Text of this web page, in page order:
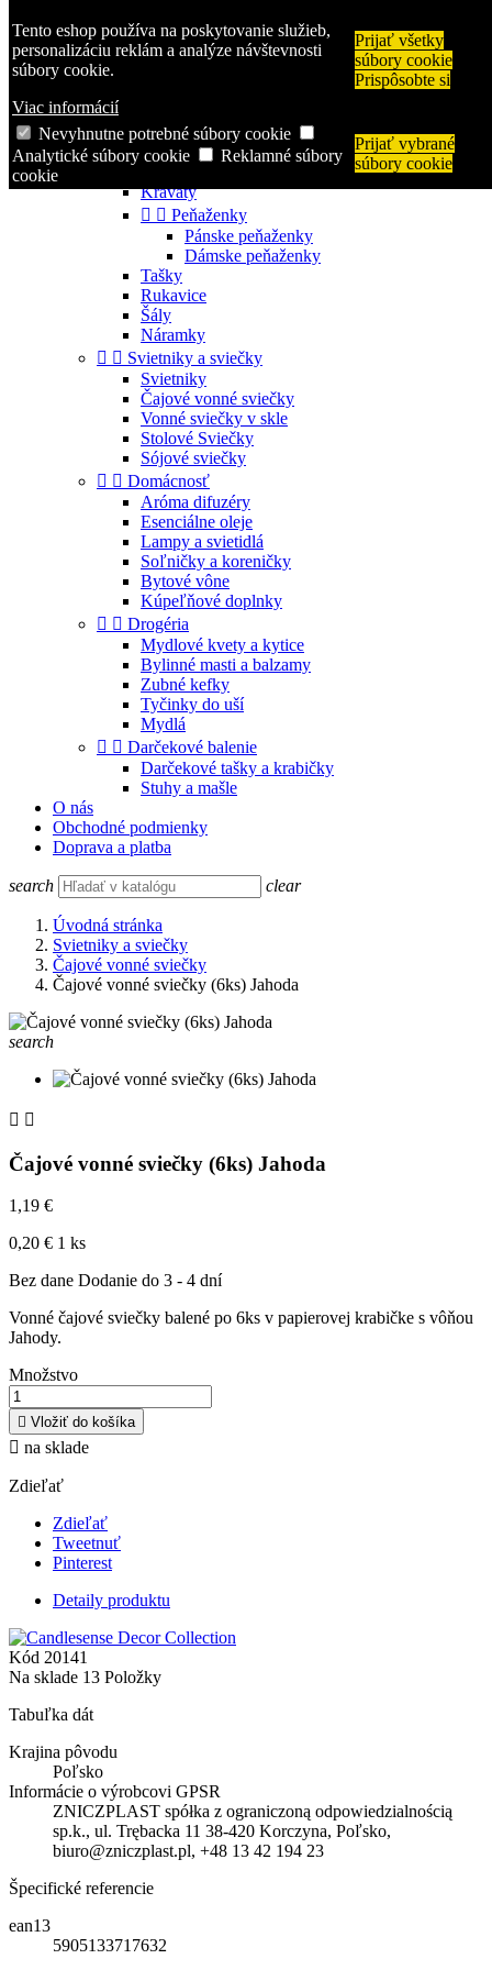
Tento eshop používa na poskytovanie služieb,
personalizáciu reklám a analýze návštevnosti
súbory cookie.
Viac informácií
Prijať všetky
súbory cookie
Prispôsobte si
Nevyhnutne potrebné súbory cookie
Analytické súbory cookie
Reklamné súbory
cookie
Prijať vybrané
súbory cookie
 Prihlásiť sa
shopping_cart Košík (0)
  Kategórie
Módne doplnky
Kravaty
  Peňaženky
Pánske peňaženky
Dámske peňaženky
Tašky
Rukavice
Šály
Náramky
  Svietniky a sviečky
Svietniky
Čajové vonné sviečky
Vonné sviečky v skle
Stolové Sviečky
Sójové sviečky
  Domácnosť
Aróma difuzéry
Esenciálne oleje
Lampy a svietidlá
Soľničky a koreničky
Bytové vône
Kúpeľňové doplnky
  Drogéria
Mydlové kvety a kytice
Bylinné masti a balzamy
Zubné kefky
Tyčinky do uší
Mydlá
  Darčekové balenie
Darčekové tašky a krabičky
Stuhy a mašle
O nás
Obchodné podmienky
Doprava a platba
search clear
Úvodná stránka
Svietniky a sviečky
Čajové vonné sviečky
Čajové vonné sviečky (6ks) Jahoda
search
 
Čajové vonné sviečky (6ks) Jahoda
1,19 €
0,20 € 1 ks
Bez dane Dodanie do 3 - 4 dní
Vonné čajové sviečky balené po 6ks v papierovej krabičke s vôňou
Jahody.
Množstvo
 Vložiť do košíka
 na sklade
Zdieľať
Zdieľať
Tweetnuť
Pinterest
Detaily produktu
Kód 20141
Na sklade 13 Položky
Tabuľka dát
Krajina pôvodu
Poľsko
Informácie o výrobcovi GPSR
ZNICZPLAST spółka z ograniczoną odpowiedzialnością
sp.k., ul. Trębacka 11 38-420 Korczyna, Poľsko,
biuro@zniczplast.pl, +48 13 42 194 23
Špecifické referencie
ean13
5905133717632